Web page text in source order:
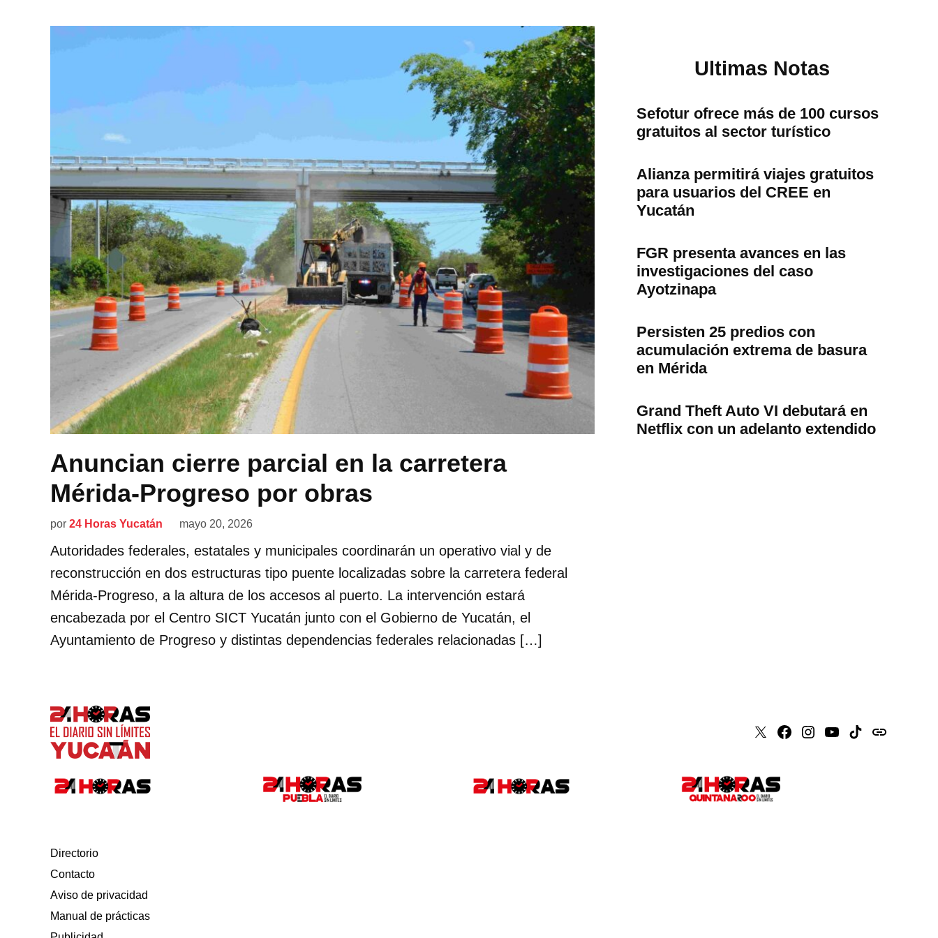
Anuncian cierre parcial en la carretera
Mérida-Progreso por obras
por 24 Horas Yucatán mayo 20, 2026
Autoridades federales, estatales y municipales coordinarán un operativo vial y de
reconstrucción en dos estructuras tipo puente localizadas sobre la carretera federal
Mérida-Progreso, a la altura de los accesos al puerto. La intervención estará
encabezada por el Centro SICT Yucatán junto con el Gobierno de Yucatán, el
Ayuntamiento de Progreso y distintas dependencias federales relacionadas […]
Ultimas Notas
Sefotur ofrece más de 100 cursos
gratuitos al sector turístico
Alianza permitirá viajes gratuitos
para usuarios del CREE en
Yucatán
FGR presenta avances en las
investigaciones del caso
Ayotzinapa
Persisten 25 predios con
acumulación extrema de basura
en Mérida
Grand Theft Auto VI debutará en
Netflix con un adelanto extendido
X Faceboook
Instagram
Youtube
Tiktokissuu
Directorio
Contacto
Aviso de privacidad
Manual de prácticas